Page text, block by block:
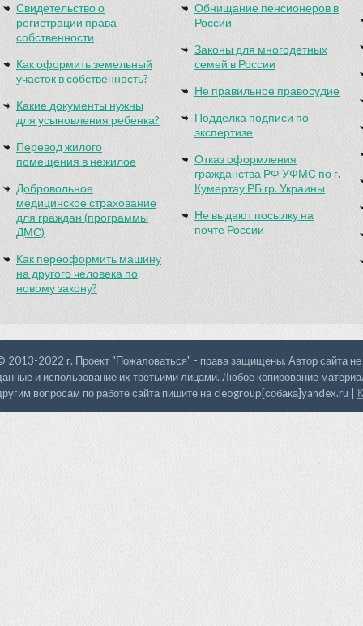
Свидетельство о
регистрации права
собственности
Как оформить земельный
участок в собственность?
Какие документы нужны
для усыновления ребенка?
Перевод жилого
помещения в нежилое
Добровольное
медицинское страхование
для граждан (программы
ДМС)
Как переоформить машину
на другого человека по
новому закону?
Обнищание пенсионеров в
России
Законы для многодетных
семей в России
Не правильное правосудие
Подделка подписи по
экспертизе
Отказ оформления
гражданства РФ УФМС по г.
Кумертау РБ гр. Украины
Не выдают посылку на
почте России
2013-2022 г. Проект "Пожаловаться" - права защищены. Автор сайта не
и использование их третьими лицами. Любое копирование
вопросам по работе сайта пишите на cleogroup[собака]yandex.ru |